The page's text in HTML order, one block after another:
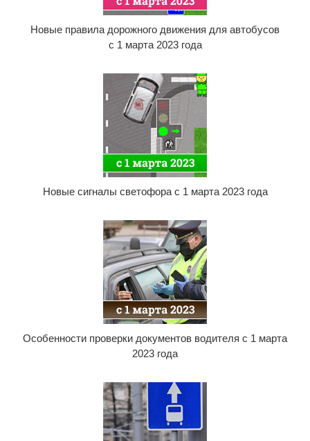
Новые правила дорожного движения для автобусов
с 1 марта 2023 года
Новые сигналы светофора с 1 марта 2023 года
Особенности проверки документов водителя с 1 марта
2023 года